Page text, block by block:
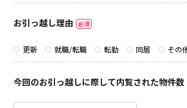
お引っ越し理由 必須
更新 就職/転職 転勤 同居 その
今回のお引っ越しに際して内覧された物件数